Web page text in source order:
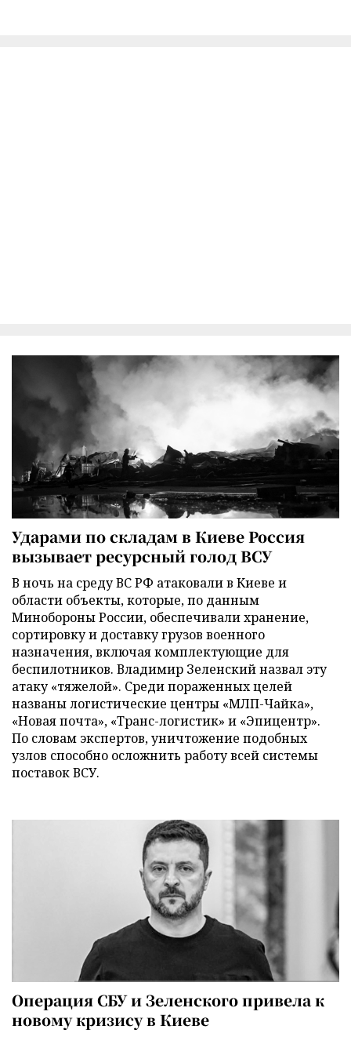
Ударами по складам в Киеве Россия
вызывает ресурсный голод ВСУ
В ночь на среду ВС РФ атаковали в Киеве и
области объекты, которые, по данным
Минобороны России, обеспечивали хранение,
сортировку и доставку грузов военного
назначения, включая комплектующие для
беспилотников. Владимир Зеленский назвал эту
атаку «тяжелой». Среди пораженных целей
названы логистические центры «МЛП-Чайка»,
«Новая почта», «Транс-логистик» и «Эпицентр».
По словам экспертов, уничтожение подобных
узлов способно осложнить работу всей системы
поставок ВСУ.
Операция СБУ и Зеленского привела к
новому кризису в Киеве